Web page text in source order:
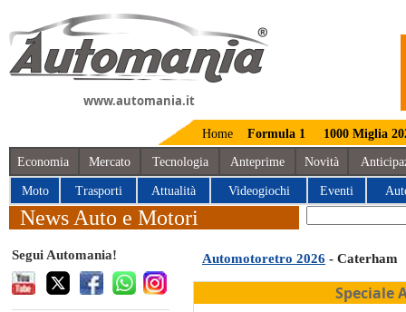
www.automania.it
Home Formula 1 1000 Miglia
Economia Mercato Tecnologia Anteprime Novità
Moto Trasporti Attualità Videogiochi Eventi
News Auto e Motori
Segui Automania! Automotoretro 2026 - Caterham
Speciale